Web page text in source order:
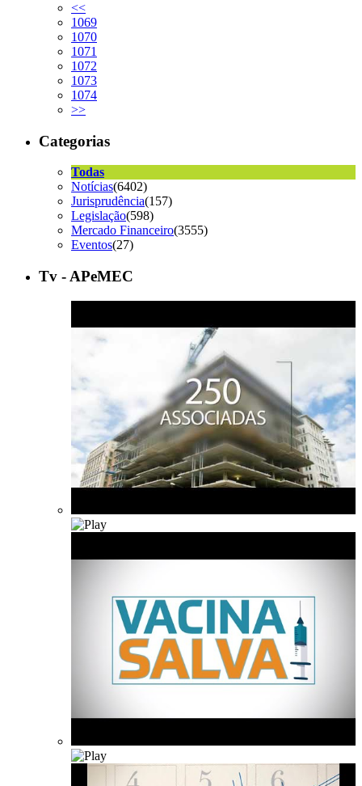
<<
1069
1070
1071
1072
1073
1074
>>
Categorias
Todas
Notícias(6402)
Jurisprudência(157)
Legislação(598)
Mercado Financeiro(3555)
Eventos(27)
Tv - APeMEC